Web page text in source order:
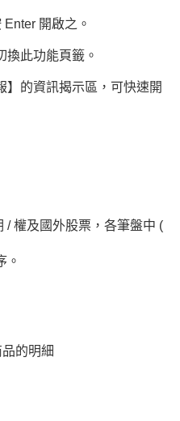
開啟之。
換此功能頁籤。
】的資訊揭示區，可快速開
/ 權及國外股票，各筆盤中 (
。
的明細